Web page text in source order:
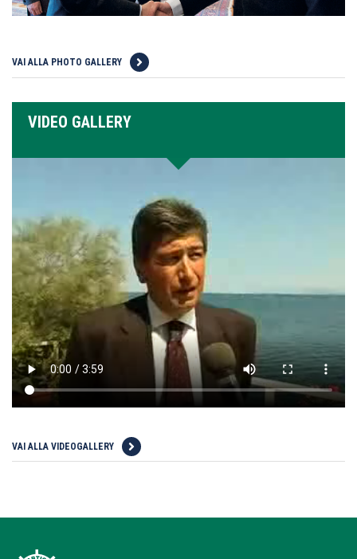
VAI ALLA PHOTO GALLERY
VIDEO GALLERY
VAI ALLA VIDEOGALLERY